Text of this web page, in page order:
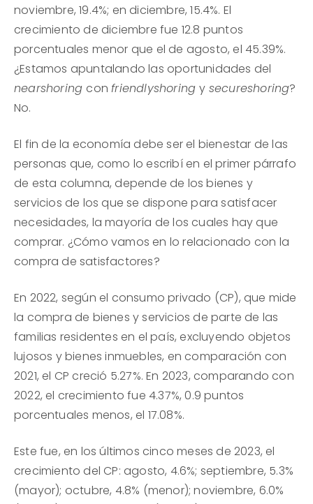
noviembre, 19.4%; en diciembre, 15.4%. El
crecimiento de diciembre fue 12.8 puntos
porcentuales menor que el de agosto, el 45.39%.
¿Estamos apuntalando las oportunidades del
nearshoring confriendlyshoringy secureshoring?
No.
El fin de la economía debe ser el bienestar de las
personas que, como lo escribí en el primer párrafo
de esta columna, depende de los bienes y
servicios de los que se dispone para satisfacer
necesidades, la mayoría de los cuales hay que
comprar. ¿Cómo vamos en lo relacionado con la
compra de satisfactores?
En 2022, según el consumo privado (CP), que mide
la compra de bienes y servicios de parte de las
familias residentes en el país, excluyendo objetos
lujosos y bienes inmuebles, en comparación con
2021, el CP creció 5.27%. En 2023, comparando con
2022, el crecimiento fue 4.37%, 0.9 puntos
porcentuales menos, el 17.08%.
Este fue, en los últimos cinco meses de 2023, el
crecimiento del CP: agosto, 4.6%; septiembre, 5.3%
(mayor); octubre, 4.8% (menor); noviembre, 6.0%